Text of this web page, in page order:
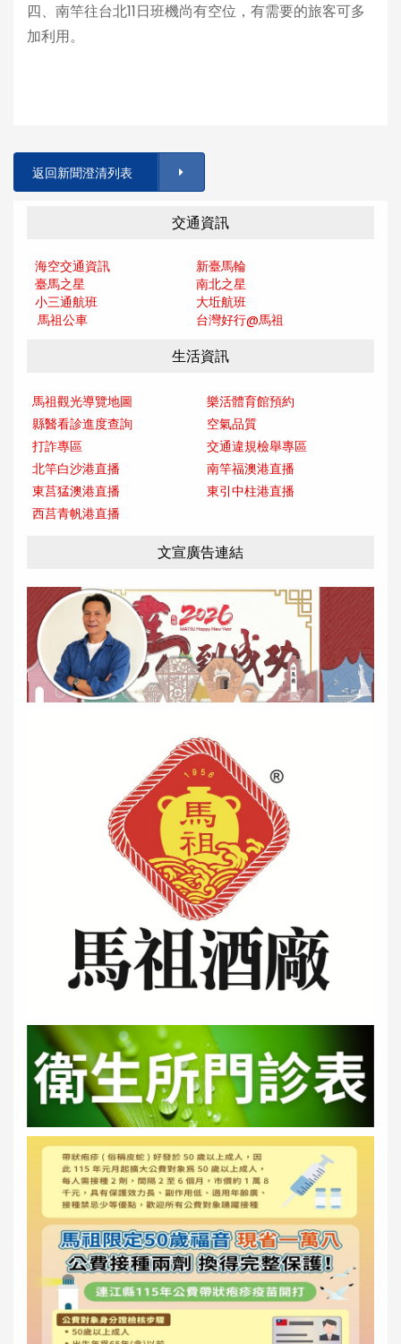
四、南竿往台北11日班機尚有空位，有需要的旅客可多
加利用。
返回新聞澄清列表
交通資訊
海空交通資訊
新臺馬輪
臺馬之星
南北之星
小三通航班
大坵航班
馬祖公車
台灣好行@馬祖
生活資訊
馬祖觀光導覽地圖
樂活體育館預約
縣醫看診進度查詢
空氣品質
打詐專區
交通違規檢舉專區
北竿白沙港直播
南竿福澳港直播
東莒猛澳港直播
東引中柱港直播
西莒青帆港直播
文宣廣告連結